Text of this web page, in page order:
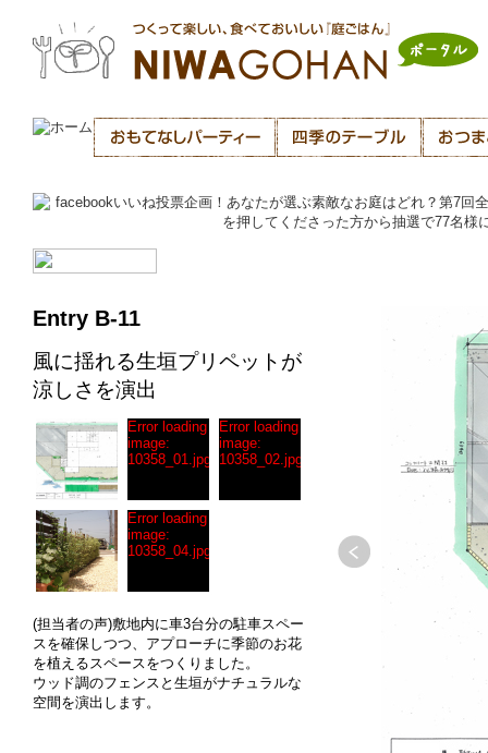
Entry B-11
風に揺れる生垣プリペットが
涼しさを演出
Error loading
image:
10358_01.jpg
Error loading
image:
10358_02.jpg
Error loading
image:
10358_04.jpg
(担当者の声)敷地内に車3台分の駐車スペー
スを確保しつつ、アプローチに季節のお花
を植えるスペースをつくりました。
ウッド調のフェンスと生垣がナチュラルな
空間を演出します。